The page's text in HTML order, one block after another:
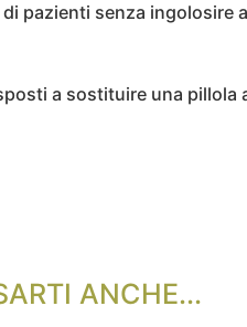
pazienti senza ingolosire
a sostituire una pillola
ANCHE...